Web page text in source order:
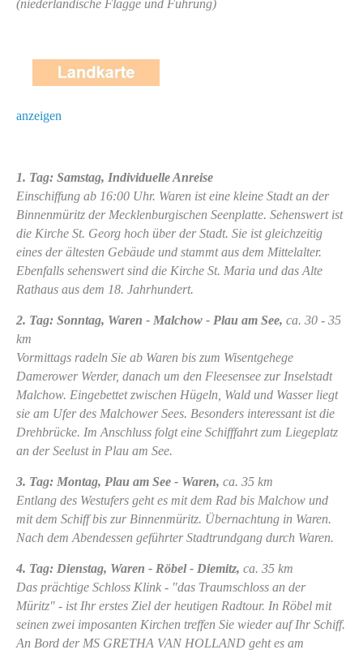
(niederländische Flagge und Führung)
anzeigen
1. Tag: Samstag, Individuelle Anreise
Einschiffung ab 16:00 Uhr. Waren ist eine kleine Stadt an der
Binnenmüritz der Mecklenburgischen Seenplatte. Sehenswert ist
die Kirche St. Georg hoch über der Stadt. Sie ist gleichzeitig
eines der ältesten Gebäude und stammt aus dem Mittelalter.
Ebenfalls sehenswert sind die Kirche St. Maria und das Alte
Rathaus aus dem 18. Jahrhundert.
2. Tag: Sonntag, Waren - Malchow - Plau am See, ca. 30 - 35
km
Vormittags radeln Sie ab Waren bis zum Wisentgehege
Damerower Werder, danach um den Fleesensee zur Inselstadt
Malchow. Eingebettet zwischen Hügeln, Wald und Wasser liegt
sie am Ufer des Malchower Sees. Besonders interessant ist die
Drehbrücke. Im Anschluss folgt eine Schifffahrt zum Liegeplatz
an der Seelust in Plau am See.
3. Tag: Montag, Plau am See - Waren, ca. 35 km
Entlang des Westufers geht es mit dem Rad bis Malchow und
mit dem Schiff bis zur Binnenmüritz. Übernachtung in Waren.
Nach dem Abendessen geführter Stadtrundgang durch Waren.
4. Tag: Dienstag, Waren - Röbel - Diemitz, ca. 35 km
Das prächtige Schloss Klink - "das Traumschloss an der
Müritz" - ist Ihr erstes Ziel der heutigen Radtour. In Röbel mit
seinen zwei imposanten Kirchen treffen Sie wieder auf Ihr Schiff.
An Bord der MS GRETHA VAN HOLLAND geht es am